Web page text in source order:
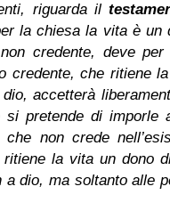
riguarda il
la chiesa la vita è un
credente, deve per
credente, che ritiene
accetterà
pretende di imporle
non crede
ritiene la vita un dono
a dio, ma soltanto alle